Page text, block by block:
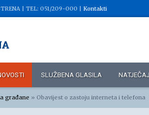
| TEL: 051/209-000 | Kontakti
SLUŽBENA GLASILA
građane » Obavijest o zastoju interneta i telefona